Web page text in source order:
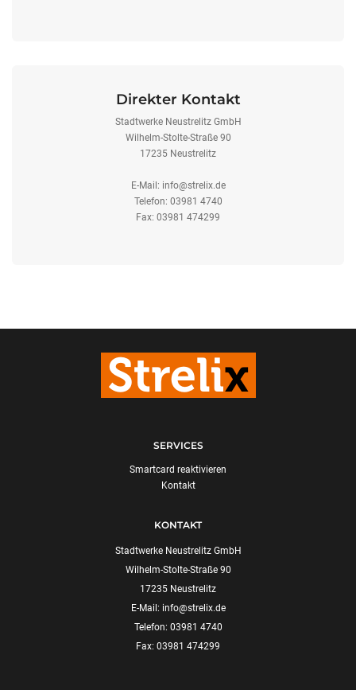
Direkter Kontakt
Stadtwerke Neustrelitz GmbH
Wilhelm-Stolte-Straße 90
17235 Neustrelitz
E-Mail: info@strelix.de
Telefon: 03981 4740
Fax: 03981 474299
SERVICES
Smartcard reaktivieren
Kontakt
KONTAKT
Stadtwerke Neustrelitz GmbH
Wilhelm-Stolte-Straße 90
17235 Neustrelitz
E-Mail: info@strelix.de
Telefon: 03981 4740
Fax: 03981 474299